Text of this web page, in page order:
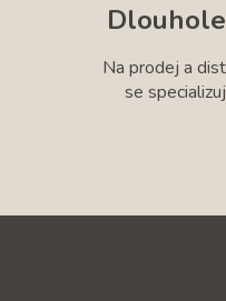
Na prodej a
se